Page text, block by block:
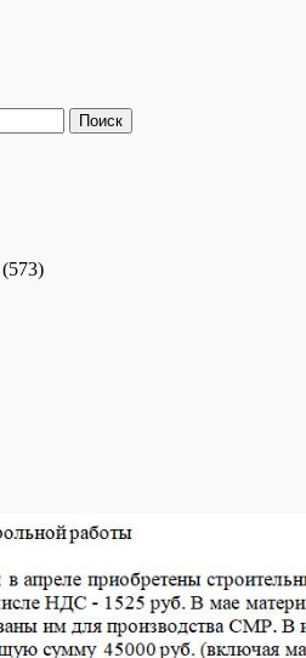
Поиск
(573)